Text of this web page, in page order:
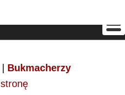
Bukmacherzy
stronę